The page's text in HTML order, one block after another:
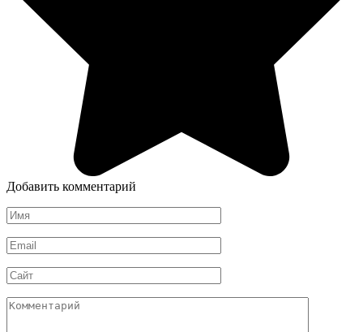
Добавить комментарий
Имя
*
Email
*
Сайт
Комментарий